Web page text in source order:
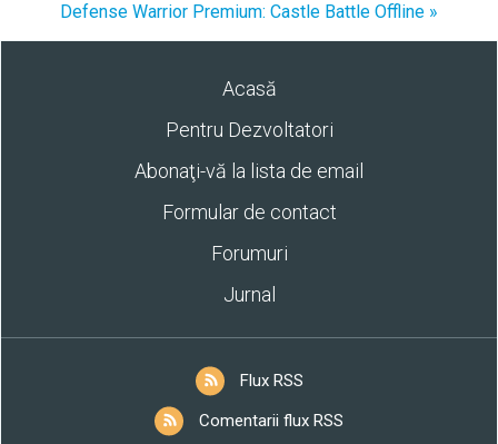
Defense Warrior Premium: Castle Battle Offline »
Acasă
Pentru Dezvoltatori
Abonaţi-vă la lista de email
Formular de contact
Forumuri
Jurnal
Flux RSS
Comentarii flux RSS